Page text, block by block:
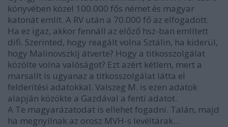
könyvében közel 100.000 fős német és magyar
katonát említ. A RV után a 70.000 fő az elfogadott.
Ha ez igaz, akkor fennáll az előző hsz-ban említett
difi. Szerinted, hogy reagált volna Sztálin, ha kiderül,
hogy Malinovszkij átverte? Hogy a titkosszolgálat
közölte volna valóságot? Ezt azért kétlem, mert a
marsallt is ugyanaz a titkosszolgálat látta el
felderítési adatokkal. Valszeg M. is ezen adatok
alapján közökte a Gazdával a fenti adatot.
A Te magyarázatodat is ellehet fogadni. Talán, majd
ha megnyílnak az orosz MVH-s levéltárak...